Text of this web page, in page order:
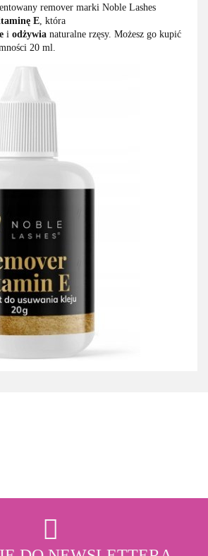
remover marki Noble Lashes
E , która
i odżywia naturalne rzęsy. Możesz go kupić
20 ml.